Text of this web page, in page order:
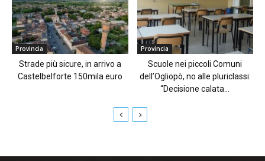
Provincia
Strade più sicure, in arrivo a
Castelbelforte 150mila euro
Provincia
Scuole nei piccoli Comuni
dell’Ogliopò, no alle pluriclassi:
“Decisione calata...